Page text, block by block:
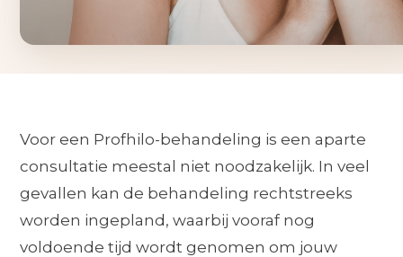
Voor een Profhilo-behandeling is een aparte
consultatie meestal niet noodzakelijk. In veel
gevallen kan de behandeling rechtstreeks
worden ingepland, waarbij vooraf nog
voldoende tijd wordt genomen om jouw